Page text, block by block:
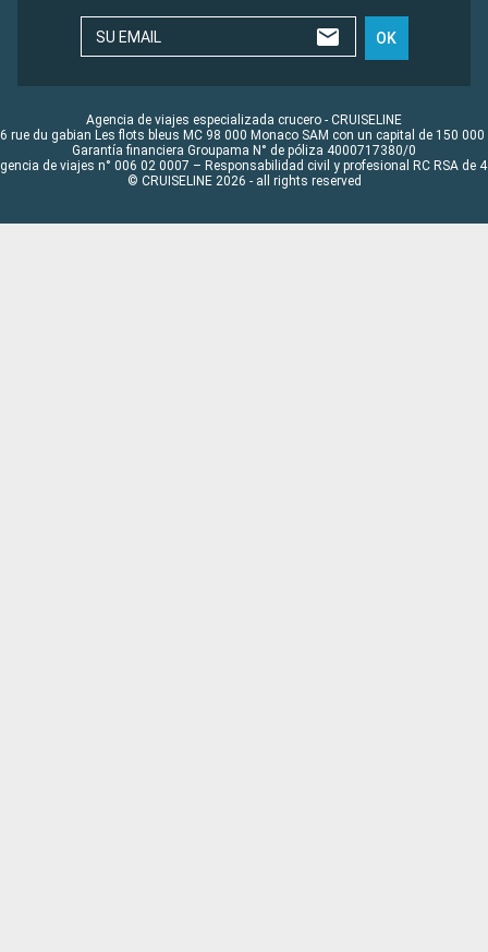
SU EMAIL OK
Agencia de viajes especializada crucero - CRUISELINE
rue du gabian Les flots bleus MC 98 000 Monaco SAM con un capital de 150 000
Garantía financiera Groupama N° de póliza 4000717380/0
de viajes n° 006 02 0007 – Responsabilidad civil y profesional RC RSA de
© CRUISELINE 2026 - all rights reserved